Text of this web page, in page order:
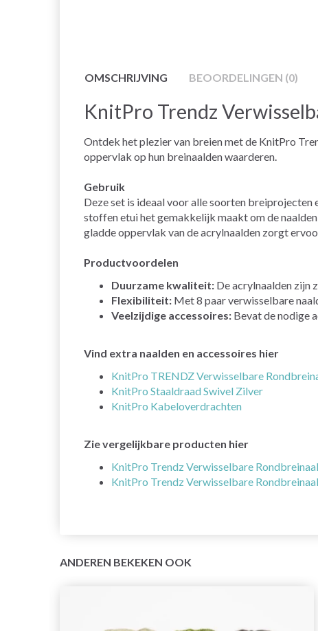
OMSCHRIJVING BEOORDELINGEN (0)
KnitPro Trendz
Ontdek het plezier van breien met de KnitPro
oppervlak op hun breinaalden waarderen.
Gebruik
Deze set is ideaal voor alle soorten
stoffen etui het gemakkelijk maakt om de
gladde oppervlak van de acrylnaalden zorgt
Productvoordelen
Duurzame kwaliteit: De acrylnaalden zijn
Flexibiliteit: Met 8 paar verwisselbare
Veelzijdige accessoires: Bevat de nodige
Vind extra naalden en accessoires hier
KnitPro TRENDZ Verwisselbare
KnitPro Staaldraad Swivel Zilver
KnitPro Kabeloverdrachten
Zie vergelijkbare producten hier
KnitPro Trendz Verwisselbare
KnitPro Trendz Verwisselbare
ANDEREN BEKEKEN OOK